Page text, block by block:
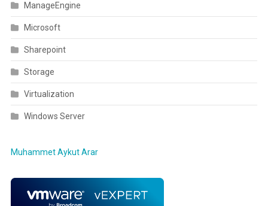
ManageEngine
Microsoft
Sharepoint
Storage
Virtualization
Windows Server
Muhammet Aykut Arar